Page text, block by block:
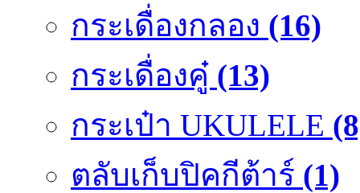
กระเดื่องกลอง (16)
กระเดื่องคู๋ (13)
กระเป๋า UKULELE
ตลับเก็บปิคกีต้าร์ (1)